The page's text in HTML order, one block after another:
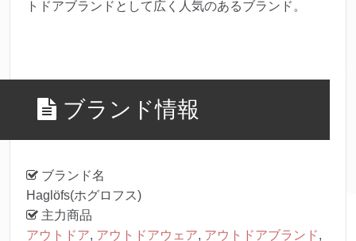
トドアブランドとして広く人気のあるブランド。
ブランド情報
ブランド名
Haglöfs(ホグロフス)
主力商品
アウトドア, アウトドアウェア, アウトドアブランド,